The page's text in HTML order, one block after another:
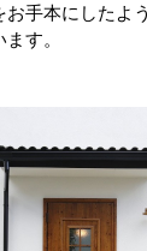
お手本にしたよ
す。